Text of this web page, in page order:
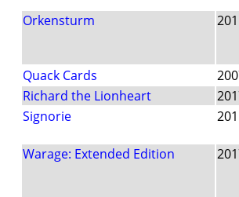
Orkensturm
Quack Cards
Richard the Lionheart
Signorie
Warage: Extended Edition